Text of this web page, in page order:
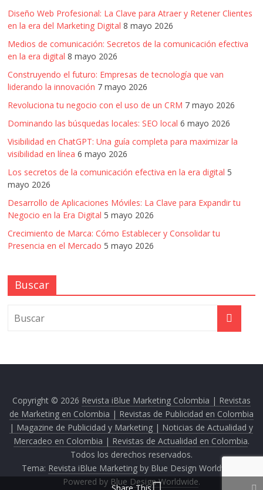
Diseño Web Profesional: La Clave para Atraer y Retener Clientes
en la era del Marketing Digital 8 mayo 2026
Medios de comunicación: Secretos de la comunicación efectiva
en la era digital 8 mayo 2026
Construyendo el futuro: Empresas de tecnología que van
liderando la innovación 7 mayo 2026
Revoluciona tu negocio con el uso de un CRM 7 mayo 2026
Dominando las búsquedas locales: SEO local 6 mayo 2026
Visibilidad en ChatGPT: Una guía completa para maximizar la
visibilidad en línea 6 mayo 2026
Los secretos de la comunicación efectiva en la era digital 5
mayo 2026
Desarrollo de Aplicaciones Móviles: La Clave para Expandir tu
Negocio en la Era Digital 5 mayo 2026
Crecimiento de Marca: Cómo Establecer y Consolidar tu
Presencia en el Mercado 5 mayo 2026
Buscar
Copyright © 2026 Revista iBlue Marketing Colombia | Revistas
de Marketing en Colombia | Revistas de Publicidad en Colombia
| Magazine de Publicidad y Marketing | Noticias de Actualidad y
Mercadeo en Colombia | Revistas de Actualidad en Colombia.
Todos los derechos reservados.
Tema: Revista iBlue Marketing by Blue Design Worldwide.
Powered by Blue Design Worldwide.